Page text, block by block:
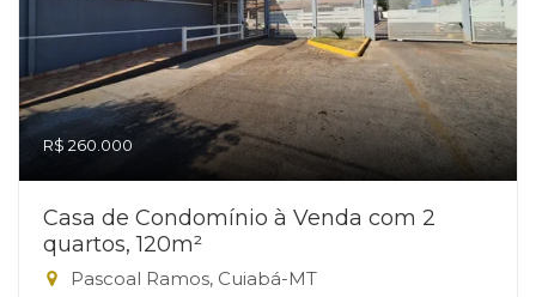
R$ 260.000
Casa de Condomínio à Venda com 2
quartos, 120m²
Pascoal Ramos, Cuiabá-MT